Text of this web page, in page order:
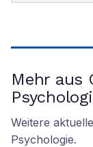
Mehr aus
Weitere
Psychologie.